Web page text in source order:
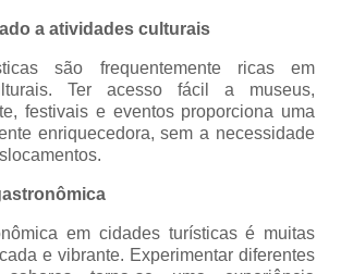
a atividades culturais
são frequentemente ricas em
Ter acesso fácil a museus,
festivais e eventos proporciona uma
enriquecedora, sem a necessidade
em cidades turísticas é muitas
e vibrante. Experimentar diferentes